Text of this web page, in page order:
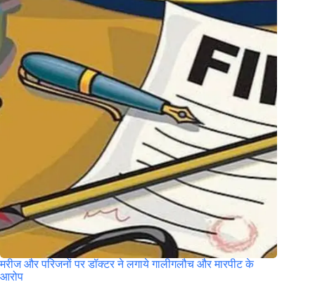
मरीज और परिजनों पर डॉक्टर ने लगाये गालीगलौच और मारपीट के
आरोप